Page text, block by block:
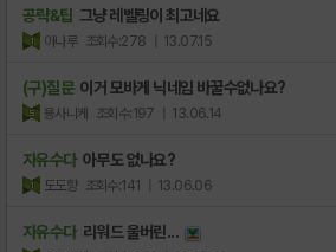
공략&팁 그냥 레벨링이 최고네요
아나루 조회수:278 | 13.07.15
(구)질문 이거 모바게 닉네임 바꿀수없나요?
용사니케 조회수:197 | 13.06.14
자유수다 아무도 없나요?
도도향 조회수:141 | 13.06.06
자유수다 리워드 울버린...